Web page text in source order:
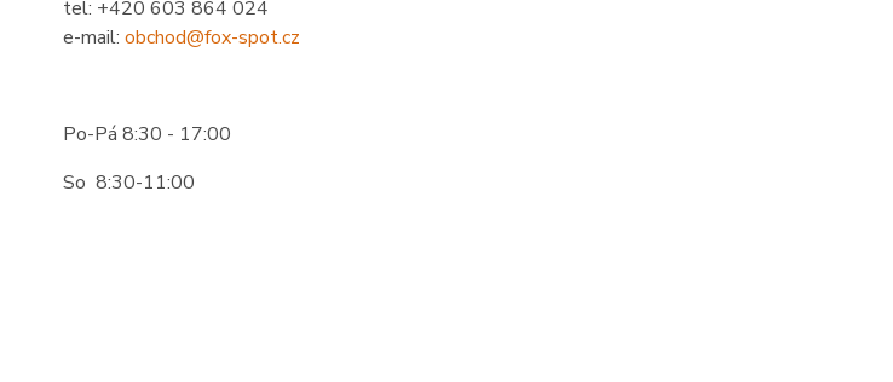
tel: +420 603 864 024
e-mail: obchod@fox-spot.cz
Po-Pá 8:30 - 17:00
So 8:30-11:00